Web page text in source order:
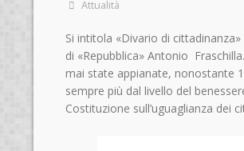
Attualità
Si intitola «Divario di
di «Repubblica» Antonio
mai state appianate, nonostante
sempre più dal livello del
Costituzione sull’uguaglianza dei